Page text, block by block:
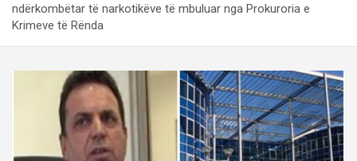
ndërkombëtar të narkotikëve të mbuluar nga Prokuroria e
Krimeve të Rënda